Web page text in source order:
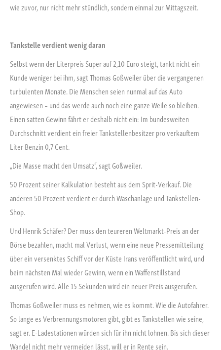
wie zuvor, nur nicht mehr stündlich, sondern einmal zur Mittagszeit.
Tankstelle verdient wenig daran
Selbst wenn der Literpreis Super auf 2,10 Euro steigt, tankt nicht ein
Kunde weniger bei ihm, sagt Thomas Goßweiler über die vergangenen
turbulenten Monate. Die Menschen seien nunmal auf das Auto
angewiesen – und das werde auch noch eine ganze Weile so bleiben.
Einen satten Gewinn fährt er deshalb nicht ein: Im bundesweiten
Durchschnitt verdient ein freier Tankstellenbesitzer pro verkauftem
Liter Benzin 0,7 Cent.
„Die Masse macht den Umsatz“, sagt Goßweiler.
50 Prozent seiner Kalkulation besteht aus dem Sprit-Verkauf. Die
anderen 50 Prozent verdient er durch Waschanlage und Tankstellen-
Shop.
Und Henrik Schäfer? Der muss den teureren Weltmarkt-Preis an der
Börse bezahlen, macht mal Verlust, wenn eine neue Pressemitteilung
über ein versenktes Schiff vor der Küste Irans veröffentlicht wird, und
beim nächsten Mal wieder Gewinn, wenn ein Waffenstillstand
ausgerufen wird. Alle 15 Sekunden wird ein neuer Preis ausgerufen.
Thomas Goßweiler muss es nehmen, wie es kommt. Wie die Autofahrer.
So lange es Verbrennungsmotoren gibt, gibt es Tankstellen wie seine,
sagt er. E-Ladestationen würden sich für ihn nicht lohnen. Bis sich dieser
Wandel nicht mehr vermeiden lässt, will er in Rente sein.